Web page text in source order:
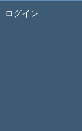
ログイン